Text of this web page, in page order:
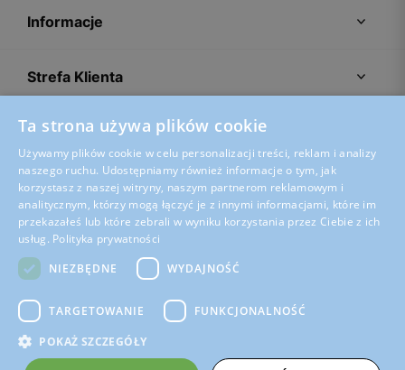
Informacje
Strefa Klienta
Porady
Regulamin sklepu Polityka prywatności Ustawienia plików cookies
Ta strona używa plików cookie
Używamy plików cookie w celu personalizacji treści, reklam i analizy
naszego ruchu. Udostępniamy również informacje o tym, jak
korzystasz z naszej witryny, naszym partnerom reklamowym i
analitycznym, którzy mogą łączyć je z innymi informacjami, które im
przekazałeś lub które zebrali w wyniku korzystania przez Ciebie z ich
usług. Polityka prywatności
NIEZBĘDNE
WYDAJNOŚĆ
TARGETOWANIE FUNKCJONALNOŚĆ
POKAŻ SZCZEGÓŁY